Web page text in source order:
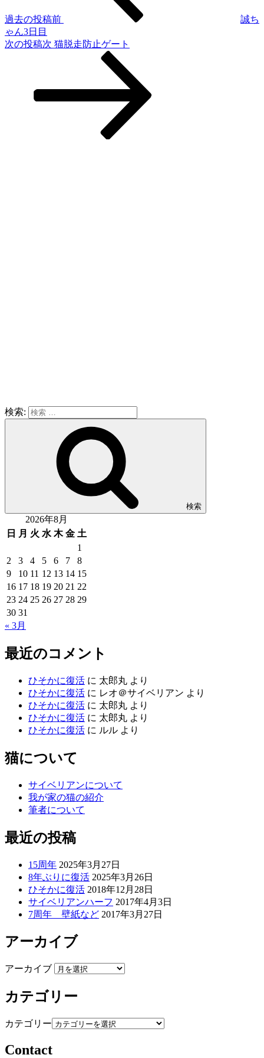
過去の投稿前
誠ち
ゃん3日目
次の投稿次 猫脱走防止ゲート
検索:
検索
2026年8月
日
月 火 水 木 金 土
1
2
3 4 5 6 7
8
9
10 11 12 13 14 15
16 17 18 19 20 21 22
23 24 25 26 27 28 29
30 31
« 3月
最近のコメント
ひそかに復活 に 太郎丸 より
ひそかに復活 に レオ＠サイベリアン より
ひそかに復活 に 太郎丸 より
ひそかに復活 に 太郎丸 より
ひそかに復活 に ルル より
猫について
サイベリアンについて
我が家の猫の紹介
筆者について
最近の投稿
15周年 2025年3月27日
8年ぶりに復活 2025年3月26日
ひそかに復活 2018年12月28日
サイベリアンハーフ 2017年4月3日
7周年 壁紙など 2017年3月27日
アーカイブ
アーカイブ
カテゴリー
カテゴリー
Contact